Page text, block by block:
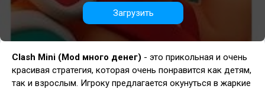
Загрузить
Clash Mini (Mod много денег) - это прикольная и очень
красивая стратегия, которая очень понравится как детям,
так и взрослым. Игроку предлагается окунуться в жаркие